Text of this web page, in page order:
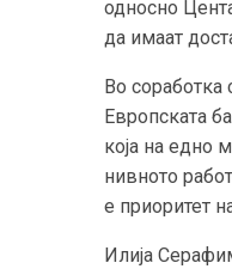
односно
да имаат
Во
Европската
која на едно
нивното
е приоритет
Илија